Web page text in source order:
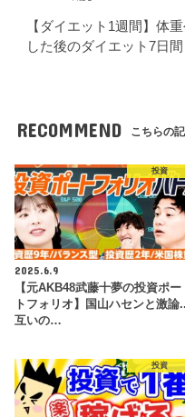
【ダイエット1週間】体
した後のダイエット7日
RECOMMEND こちらの
投資
2025.6.9
【元AKB48武藤十夢の投資ポー
トフォリオ】国山ハセンと激論
互いの…
投資